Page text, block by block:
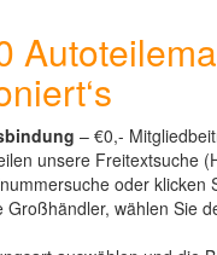
– €0,-
unsere Freitextsuche
oder klicken
wählen Sie